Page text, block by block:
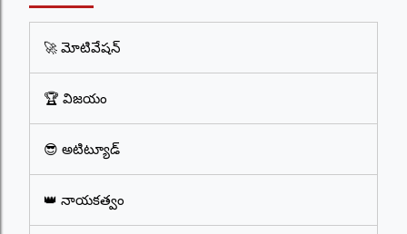
🚀 మోటివేషన్
🏆 విజయం
😎 అటిట్యూడ్
👑 నాయకత్వం